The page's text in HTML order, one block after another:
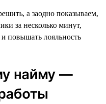
а заодно показываем,
за несколько минут,
повышать лояльность
найму —